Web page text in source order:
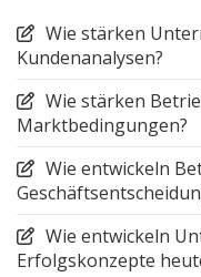
Wie stärken
Kundenanalysen?
Wie stärken
Marktbedingungen?
Wie entwickeln
Wie entwickeln
Erfolgskonzepte